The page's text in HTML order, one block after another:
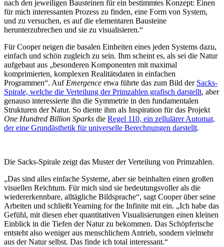
nach den jeweiligen Bausteinen für ein bestimmtes Konzept: Einen
für mich interessanten Prozess zu finden, eine Form von System,
und zu versuchen, es auf die elementaren Bausteine
herunterzubrechen und sie zu visualisieren.“
Für Cooper neigen die basalen Einheiten eines jeden Systems dazu,
einfach und schön zugleich zu sein. Ihm scheint es, als sei die Natur
aufgebaut aus „besonderen Komponenten mit maximal
komprimierten, komplexen Realitätsdaten in einfachen
Programmen“. AufEmergence etwa führte das zum Bild der Sacks-
Spirale, welche die Verteilung der Primzahlen grafisch darstellt, aber
genauso interessierte ihn die Symmetrie in den fundamentalen
Strukturen der Natur. So diente ihm als Inspiration für das Projekt
One Hundred Billion Sparks die Regel 110, ein zellulärer Automat,
der eine Grundästhetik für universelle Berechnungen darstellt.
Die Sacks-Spirale zeigt das Muster der Verteilung von Primzahlen.
„Das sind alles einfache Systeme, aber sie beinhalten einen großen
visuellen Reichtum. Für mich sind sie bedeutungsvoller als die
wiedererkennbare, alltägliche Bildsprache“, sagt Cooper über seine
Arbeiten und schließt Yearning for the Infinite mit ein. „Ich habe das
Gefühl, mit diesen eher quantitativen Visualisierungen einen kleinen
Einblick in die Tiefen der Natur zu bekommen. Das Schöpferische
entsteht also weniger aus menschlichem Antrieb, sondern vielmehr
aus der Natur selbst. Das finde ich total interessant.“